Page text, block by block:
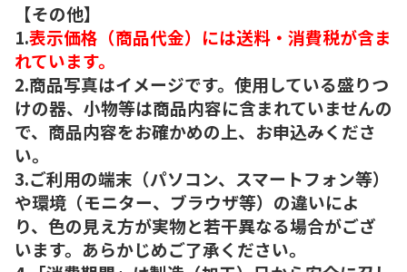
【その他】
1.表示価格（商品代金）には送料・消費税が含ま
れています。
2.商品写真はイメージです。使用している盛りつ
けの器、小物等は商品内容に含まれていませんの
で、商品内容をお確かめの上、お申込みくださ
い。
3.ご利用の端末（パソコン、スマートフォン等）
や環境（モニター、ブラウザ等）の違いによ
り、色の見え方が実物と若干異なる場合がござ
います。あらかじめご了承ください。